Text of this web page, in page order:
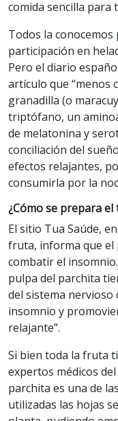
comida sencilla para
Todos la conocemos
participación en
Pero el diario
artículo que “menos
granadilla (o
triptófano, un
de melatonina y
conciliación del
efectos relajantes,
consumirla por la
¿Cómo se prepara
El sitio Tua Saúde,
fruta, informa que el
combatir el
pulpa del parchita
del sistema nervioso
insomnio y
relajante”.
Si bien toda la fruta
expertos médicos
parchita es una de
utilizadas las hojas